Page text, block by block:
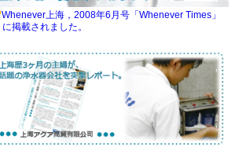
Whenever上海，2008年6月号「Whenever Times」
掲載されました。